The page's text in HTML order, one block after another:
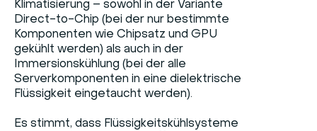
Klimatisierung – sowohl in der Variante
Direct-to-Chip (bei der nur bestimmte
Komponenten wie Chipsatz und GPU
gekühlt werden) als auch in der
Immersionskühlung (bei der alle
Serverkomponenten in eine dielektrische
Flüssigkeit eingetaucht werden).
Es stimmt, dass Flüssigkeitskühlsysteme